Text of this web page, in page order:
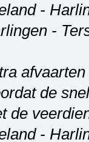
-
-
de
de
-